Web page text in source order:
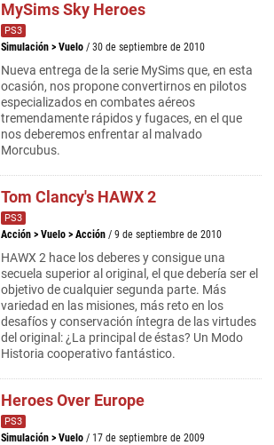
MySims Sky Heroes
PS3
Simulación > Vuelo / 30 de septiembre de 2010
Nueva entrega de la serie MySims que, en esta
ocasión, nos propone convertirnos en pilotos
especializados en combates aéreos
tremendamente rápidos y fugaces, en el que
nos deberemos enfrentar al malvado
Morcubus.
Tom Clancy's HAWX 2
PS3
Acción > Vuelo > Acción / 9 de septiembre de 2010
HAWX 2 hace los deberes y consigue una
secuela superior al original, el que debería ser el
objetivo de cualquier segunda parte. Más
variedad en las misiones, más reto en los
desafíos y conservación íntegra de las virtudes
del original: ¿La principal de éstas? Un Modo
Historia cooperativo fantástico.
Heroes Over Europe
PS3
Simulación > Vuelo / 17 de septiembre de 2009